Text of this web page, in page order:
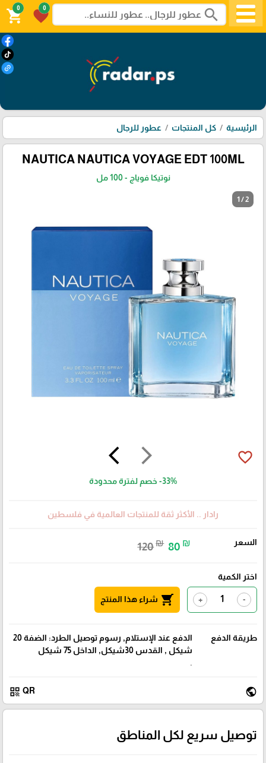
search
0
favorite
0
shopping_cart
الرئيسية كل المنتجات عطور للرجال
NAUTICA NAUTICA VOYAGE EDT 100ML
نوتيكا فوياج - 100 مل
1 / 2
arrow_forward_ios
arrow_back_ios favorite_border
-33% خصم لفترة محدودة
رادار .. الأكثر ثقة للمنتجات العالمية في فلسطين
السعر 120₪ 80 ₪
اختر الكمية
-
+
shopping_cart شراء هذا المنتج
طريقة الدفع
الدفع عند الإستلام, رسوم توصيل الطرد: الضفة 20
شيكل , القدس 30شيكل, الداخل 75 شيكل
.
public
QR
qr_code
توصيل سريع لكل المناطق